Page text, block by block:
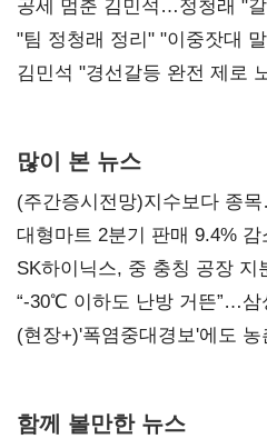
공세 멈춘 김민석…정청래 "
"팀 정청래 정리" "이중잣대
다툼 격화
김민석 "경선갈등 완전 제로
많이 본 뉴스
(주간증시전망)지수보다 종
대형마트 2분기 판매 9.4%
SK하이닉스, 중 충칭 공장
없어”
“-30℃ 이하도 난방 거뜬”…삼
협력
(현장+)'폭염중대경보'에도
함께 볼만한 뉴스